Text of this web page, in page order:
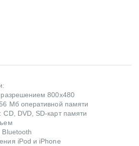
800x480
Мб оперативной памяти
DVD, SD-карт памяти
Bluetooth
iPod и iPhone